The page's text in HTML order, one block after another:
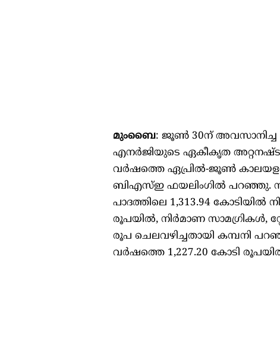
മുംബൈ: ജൂൺ 30ന് അവസാനിച്ച
എനർജിയുടെ ഏകീകൃത അറ്റനഷ്ടം
വർഷത്തെ ഏപ്രിൽ-ജൂൺ
ബിഎസ്‌ഇ ഫയലിംഗിൽ പറഞ്ഞു.
പാദത്തിലെ 1,313.94 കോടിയിൽ
രൂപയിൽ, നിർമാണ സാമഗ്രികൾ,
രൂപ ചെലവഴിച്ചതായി കമ്പനി
വർഷത്തെ 1,227.20 കോടി